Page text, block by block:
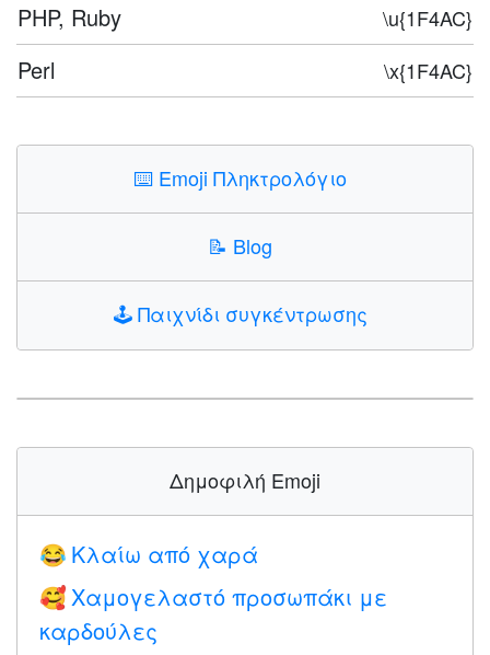
PHP, Ruby \u{1F4AC}
Perl \x{1F4AC}
⌨️ Emoji Πληκτρολόγιο
📝 Blog
🕹️Παιχνίδι συγκέντρωσης
Δημοφιλή Emoji
😂 Κλαίω από χαρά
🥰 Χαμογελαστό προσωπάκι με
καρδούλες